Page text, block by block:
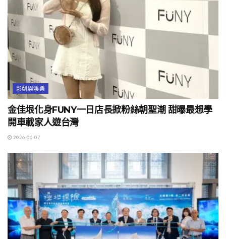
影劇與娛樂
金佳垠化身FUNY一日店長掀粉絲朝聖潮 甜曝最想學
開車載家人遊台灣
2026-06-07